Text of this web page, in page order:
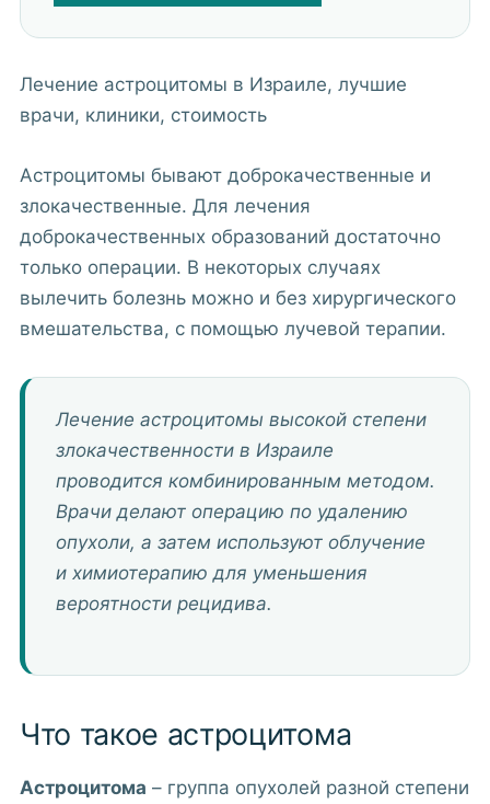
Лечение астроцитомы в Израиле, лучшие
врачи, клиники, стоимость
Астроцитомы бывают доброкачественные и
злокачественные. Для лечения
доброкачественных образований достаточно
только операции. В некоторых случаях
вылечить болезнь можно и без хирургического
вмешательства, с помощью лучевой терапии.
Лечение астроцитомы высокой степени
злокачественности в Израиле
проводится комбинированным методом.
Врачи делают операцию по удалению
опухоли, а затем используют облучение
и химиотерапию для уменьшения
вероятности рецидива.
Что такое астроцитома
Астроцитома – группа опухолей разной степени